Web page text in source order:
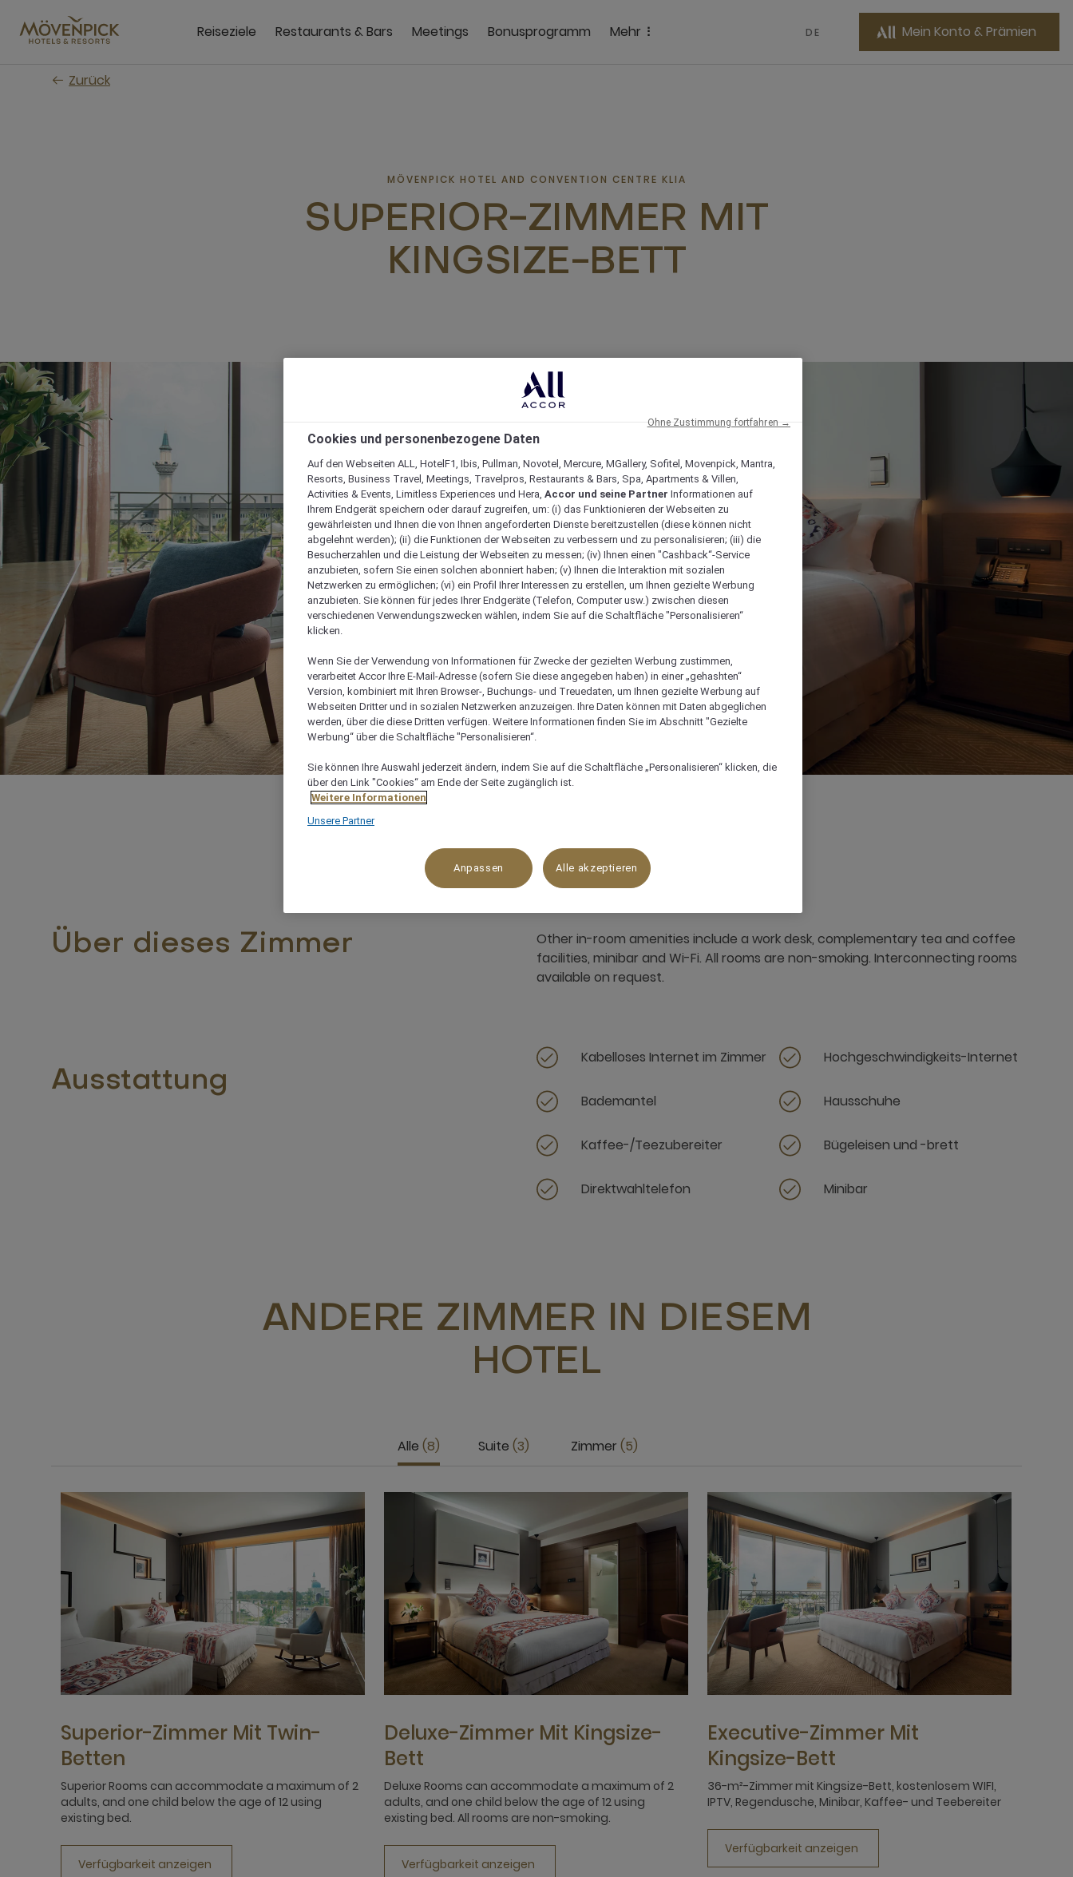
Hauptinhalt
wechseln
Reiseziele Restaurants & Bars Meetings Bonusprogramm Mehr DE Mein Konto & Prämien
Zurück
MÖVENPICK HOTEL AND CONVENTION CENTRE KLIA
SUPERIOR-ZIMMER MIT
KINGSIZE-BETT
Verfügbarkeit anzeigen
Über dieses Zimmer
Other in-room amenities include a work desk, complementary tea and coffee
facilities, minibar and Wi-Fi. All rooms are non-smoking. Interconnecting rooms
available on request.
Ausstattung
Kabelloses Internet im Zimmer Hochgeschwindigkeits-Internet
Bademantel Hausschuhe
Kaffee-/Teezubereiter Bügeleisen und -brett
Direktwahltelefon Minibar
ANDERE ZIMMER IN DIESEM
HOTEL
Alle 8 Suite 3 Zimmer 5
Superior-Zimmer Mit Twin-
Betten
Superior Rooms can accommodate a maximum of 2
adults, and one child below the age of 12 using
existing bed.
Verfügbarkeit anzeigen
Deluxe-Zimmer Mit Kingsize-
Bett
Deluxe Rooms can accommodate a maximum of 2
adults, and one child below the age of 12 using
existing bed. All rooms are non-smoking.
Verfügbarkeit anzeigen
Executive-Zimmer Mit
Kingsize-Bett
36-m²-Zimmer mit Kingsize-Bett, kostenlosem WIFI,
IPTV, Regendusche, Minibar, Kaffee- und Teebereiter
Verfügbarkeit anzeigen
Cookies und personenbezogene Daten
Auf den Webseiten ALL, HotelF1, Ibis, Pullman, Novotel, Mercure, MGallery, Sofitel, Movenpick, Mantra,
Resorts, Business Travel, Meetings, Travelpros, Restaurants & Bars, Spa, Apartments & Villen,
Activities & Events, Limitless Experiences und Hera, Accor und seine Partner Informationen auf
Ihrem Endgerät speichern oder darauf zugreifen, um: (i) das Funktionieren der Webseiten zu
gewährleisten und Ihnen die von Ihnen angeforderten Dienste bereitzustellen (diese können nicht
abgelehnt werden); (ii) die Funktionen der Webseiten zu verbessern und zu personalisieren; (iii) die
Besucherzahlen und die Leistung der Webseiten zu messen; (iv) Ihnen einen "Cashback“-Service
anzubieten, sofern Sie einen solchen abonniert haben; (v) Ihnen die Interaktion mit sozialen
Netzwerken zu ermöglichen; (vi) ein Profil Ihrer Interessen zu erstellen, um Ihnen gezielte Werbung
anzubieten. Sie können für jedes Ihrer Endgeräte (Telefon, Computer usw.) zwischen diesen
verschiedenen Verwendungszwecken wählen, indem Sie auf die Schaltfläche "Personalisieren“
klicken.
Wenn Sie der Verwendung von Informationen für Zwecke der gezielten Werbung zustimmen,
verarbeitet Accor Ihre E-Mail-Adresse (sofern Sie diese angegeben haben) in einer „gehashten“
Version, kombiniert mit Ihren Browser-, Buchungs- und Treuedaten, um Ihnen gezielte Werbung auf
Webseiten Dritter und in sozialen Netzwerken anzuzeigen. Ihre Daten können mit Daten abgeglichen
werden, über die diese Dritten verfügen. Weitere Informationen finden Sie im Abschnitt "Gezielte
Werbung“ über die Schaltfläche "Personalisieren“.
Sie können Ihre Auswahl jederzeit ändern, indem Sie auf die Schaltfläche „Personalisieren“ klicken, die
über den Link "Cookies“ am Ende der Seite zugänglich ist.
Weitere Informationen
Unsere Partner
Anpassen Alle akzeptieren
Ohne Zustimmung fortfahren →